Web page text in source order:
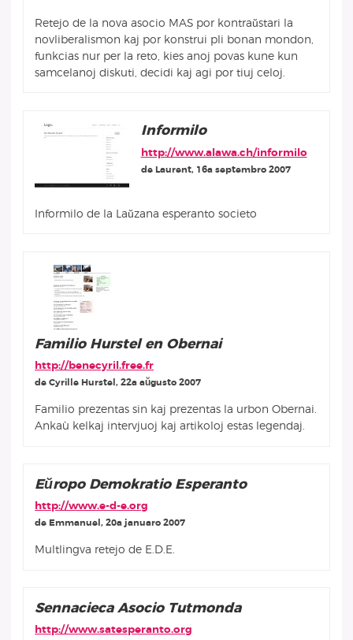
Retejo de la nova asocio MAS por kontraŭstari la
novliberalismon kaj por konstrui pli bonan mondon,
funkcias nur per la reto, kies anoj povas kune kun
samcelanoj diskuti, decidi kaj agi por tiuj celoj.
Informilo
http://www.alawa.ch/informilo
de Laurent, 16a septembro 2007
Informilo de la Laŭzana esperanto societo
Familio Hurstel en Obernai
http://benecyril.free.fr
de Cyrille Hurstel, 22a aŭgusto 2007
Familio prezentas sin kaj prezentas la urbon Obernai.
Ankaù kelkaj intervjuoj kaj artikoloj estas legendaj.
Eŭropo Demokratio Esperanto
http://www.e-d-e.org
de Emmanuel, 20a januaro 2007
Multlingva retejo de E.D.E.
Sennacieca Asocio Tutmonda
http://www.satesperanto.org